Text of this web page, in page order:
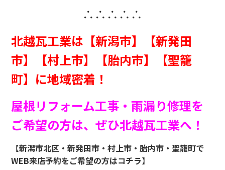
∴∴∴∴∴
北越瓦工業は【新潟市】【新発田
市】【村上市】【胎内市】【聖籠
町】に地域密着！
屋根リフォーム工事・雨漏り修理を
ご希望の方は、ぜひ北越瓦工業へ！
【新潟市北区・新発田市・村上市・胎内市・聖籠町で
WEB来店予約をご希望の方はコチラ】